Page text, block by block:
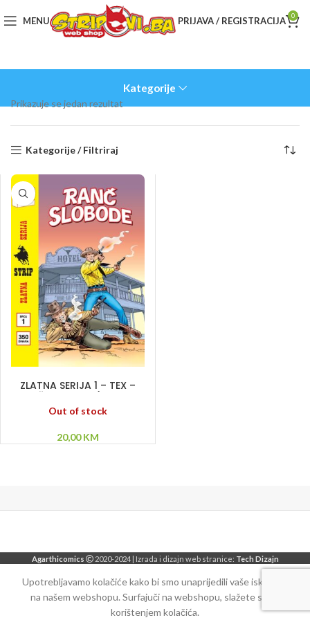
MENU PRIJAVA / REGISTRACIJA 0
Kategorije
Prikazuje se jedan rezultat
Kategorije / Filtriraj
ZLATNA SERIJA 1 – TEX –
RANČ SLOBODE (KORICA
A)
Out of stock
20,00KM
Agarthicomics 2020-2024 | Izrada i dizajn web stranice: Tech Dizajn
Upotrebljavamo kolačiće kako bi smo unaprijedili vaše iskustvo
na našem webshopu. Surfajuči na webshopu, slažete se sa
korištenjem kolačića.